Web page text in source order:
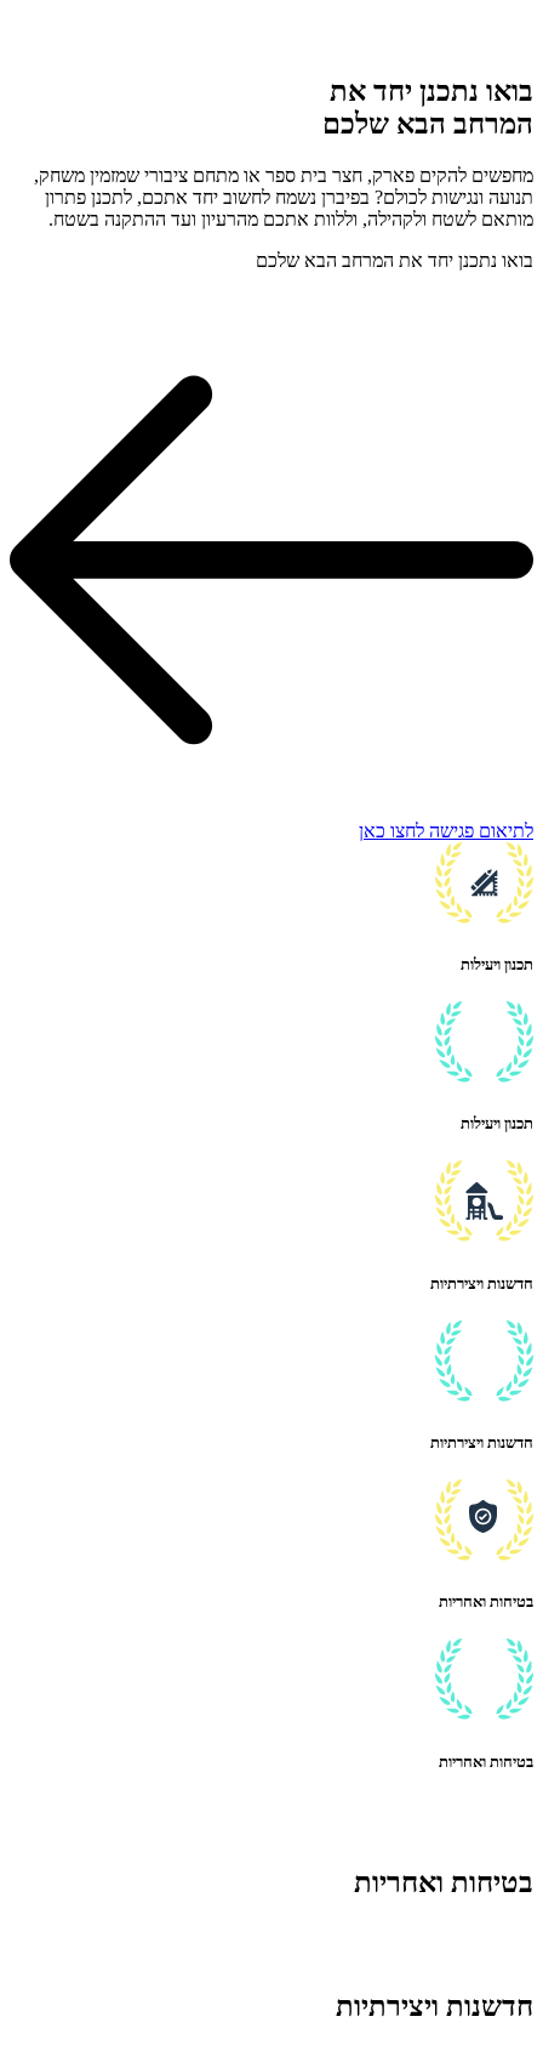
בואו נתכנן יחד את
המרחב הבא שלכם
מחפשים להקים פארק, חצר בית ספר או מתחם ציבורי שמזמין משחק,
תנועה ונגישות לכולם? בפיברן נשמח לחשוב יחד אתכם, לתכנן פתרון
מותאם לשטח ולקהילה, וללוות אתכם מהרעיון ועד ההתקנה בשטח.
בואו נתכנן יחד את המרחב הבא שלכם
לתיאום פגישה לחצו כאן
תכנון ויעילות
תכנון ויעילות
חדשנות ויצירתיות
חדשנות ויצירתיות
בטיחות ואחריות
בטיחות ואחריות
בטיחות ואחריות
חדשנות ויצירתיות